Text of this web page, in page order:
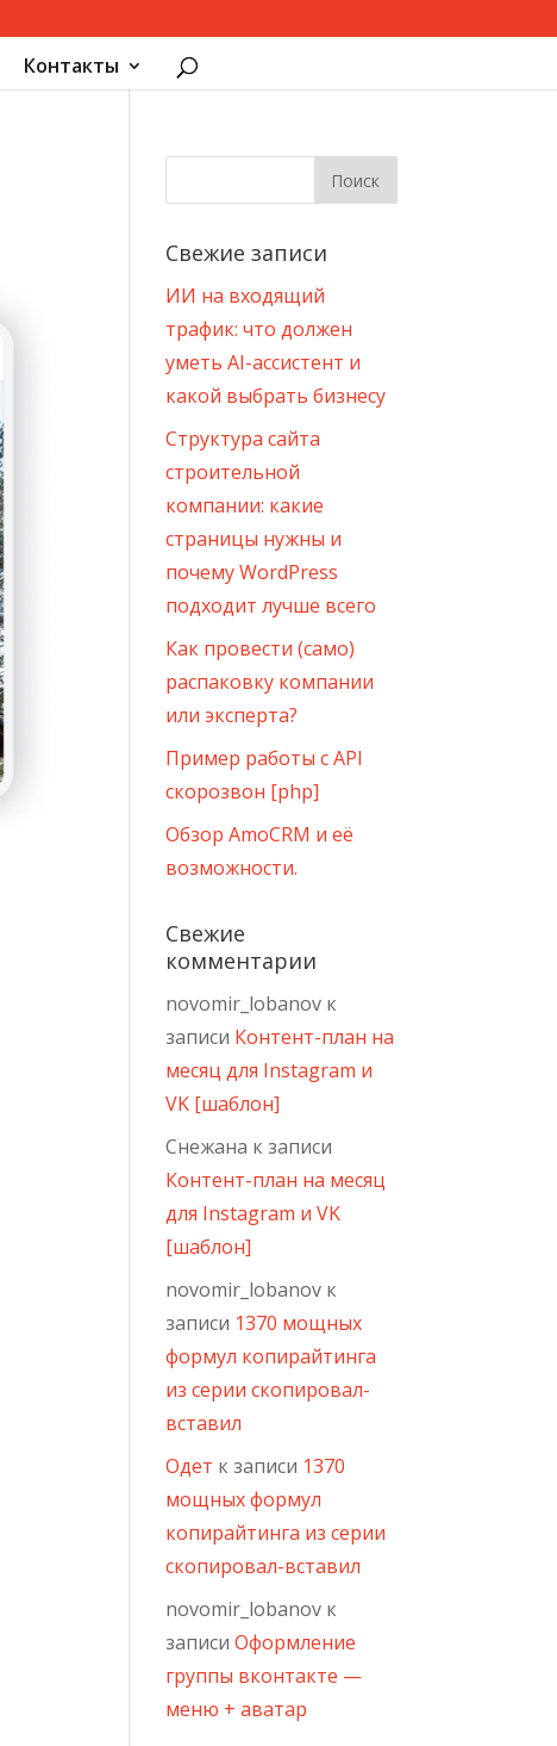
Контакты
Свежие записи
ИИ на входящий
трафик: что должен
уметь AI-ассистент и
какой выбрать бизнесу
Структура сайта
строительной
компании: какие
страницы нужны и
почему WordPress
подходит лучше всего
Как провести (само)
распаковку компании
или эксперта?
Пример работы с API
скорозвон [php]
Обзор AmoCRM и её
возможности.
Свежие
комментарии
novomir_lobanov к
записи Контент-план на
месяц для Instagram и
VK [шаблон]
Снежана к записи
Контент-план на месяц
для Instagram и VK
[шаблон]
novomir_lobanov к
записи 1370 мощных
формул копирайтинга
из серии скопировал-
вставил
Одет к записи 1370
мощных формул
копирайтинга из серии
скопировал-вставил
novomir_lobanov к
записиОформление
группы вконтакте —
меню + аватар